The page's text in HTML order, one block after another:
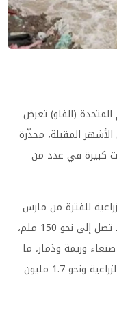
المتحدة (الفاو) تعرض
المقبلة، محذّرة
كبيرة في عدد من
للفترة من مارس
إلى مايو 2026، أن ذروة الهطول المطري قد تصل إلى نحو 150 ملم،
وريمة وذمار، ما
يهدد أكثر من 409 آلاف هكتار من الأراضي الزراعية ونحو 1.7 مليون